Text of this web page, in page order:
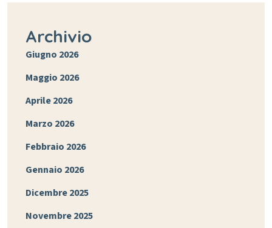
Archivio
Giugno 2026
Maggio 2026
Aprile 2026
Marzo 2026
Febbraio 2026
Gennaio 2026
Dicembre 2025
Novembre 2025